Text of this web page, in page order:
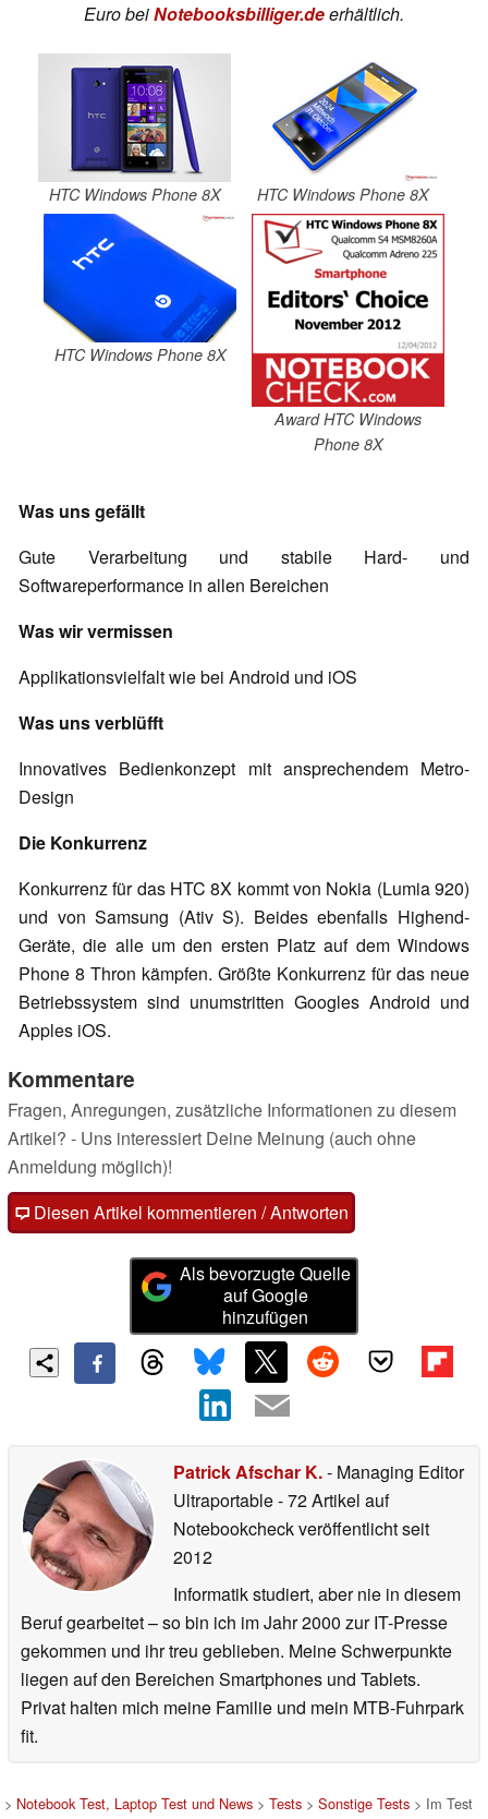
EurobeiNotebooksbilliger.deerhältlich.
HTC Windows Phone 8X HTC Windows Phone 8X
HTC Windows Phone 8X
Award HTC Windows
Phone 8X
Was uns gefällt
Gute Verarbeitung und stabile Hard- und
Softwareperformance in allen Bereichen
Was wir vermissen
Applikationsvielfalt wie bei Android und iOS
Was uns verblüfft
Innovatives Bedienkonzept mit ansprechendem Metro-
Design
Die Konkurrenz
Konkurrenz für das HTC 8X kommt von Nokia (Lumia 920)
und von Samsung (Ativ S). Beides ebenfalls Highend-
Geräte, die alle um den ersten Platz auf dem Windows
Phone 8 Thron kämpfen. Größte Konkurrenz für das neue
Betriebssystem sind unumstritten Googles Android und
Apples iOS.
Kommentare
Fragen, Anregungen, zusätzliche Informationen zu diesem
Artikel? - Uns interessiert Deine Meinung (auch ohne
Anmeldung möglich)!
Diesen Artikel kommentieren / Antworten
Als bevorzugte Quelle
auf Google
hinzufügen
Patrick Afschar K.- Managing Editor
Ultraportable- 72 Artikel auf
Notebookcheck veröffentlichtseit
2012
Informatik studiert, aber nie in diesem
Beruf gearbeitet – so bin ich im Jahr 2000 zur IT-Presse
gekommen und ihr treu geblieben. Meine Schwerpunkte
liegen auf den Bereichen Smartphones und Tablets.
Privat halten mich meine Familie und mein MTB-Fuhrpark
fit.
> Notebook Test, Laptop Test und News > Tests > Sonstige Tests > Im Test